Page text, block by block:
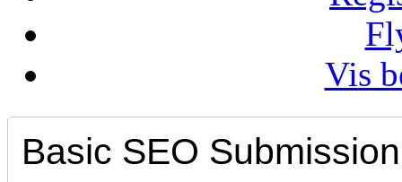
Vis
Basic SEO Submission